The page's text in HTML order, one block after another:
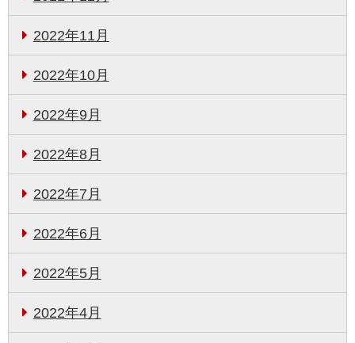
2022年11月
2022年10月
2022年9月
2022年8月
2022年7月
2022年6月
2022年5月
2022年4月